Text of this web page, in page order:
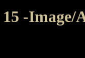
15 -Image/